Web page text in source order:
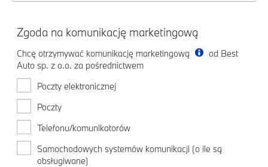
Zgoda na komunikację marketingową
Chcę otrzymywać komunikację marketingową
od Best
Auto sp. z o.o. za pośrednictwem
Poczty elektronicznej
Poczty
Telefonu/komunikatorów
Samochodowych systemów komunikacji (o ile są
obsługiwane)